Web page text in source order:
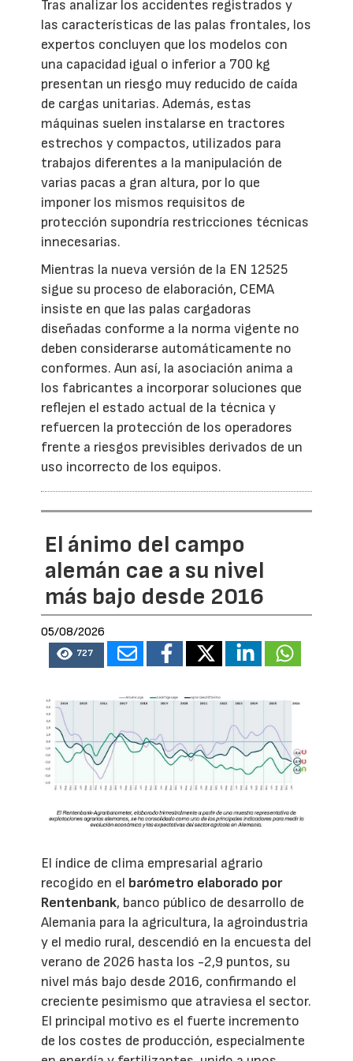
Tras analizar los accidentes registrados y
las características de las palas frontales, los
expertos concluyen que los modelos con
una capacidad igual o inferior a 700 kg
presentan un riesgo muy reducido de caída
de cargas unitarias. Además, estas
máquinas suelen instalarse en tractores
estrechos y compactos, utilizados para
trabajos diferentes a la manipulación de
varias pacas a gran altura, por lo que
imponer los mismos requisitos de
protección supondría restricciones técnicas
innecesarias.
Mientras la nueva versión de la EN 12525
sigue su proceso de elaboración, CEMA
insiste en que las palas cargadoras
diseñadas conforme a la norma vigente no
deben considerarse automáticamente no
conformes. Aun así, la asociación anima a
los fabricantes a incorporar soluciones que
reflejen el estado actual de la técnica y
refuercen la protección de los operadores
frente a riesgos previsibles derivados de un
uso incorrecto de los equipos.
El ánimo del campo
alemán cae a su nivel
más bajo desde 2016
05/08/2026
727
El índice de clima empresarial agrario
recogido en el barómetro elaborado por
Rentenbank, banco público de desarrollo de
Alemania para la agricultura, la agroindustria
y el medio rural, descendió en la encuesta del
verano de 2026 hasta los -2,9 puntos, su
nivel más bajo desde 2016, confirmando el
creciente pesimismo que atraviesa el sector.
El principal motivo es el fuerte incremento
de los costes de producción, especialmente